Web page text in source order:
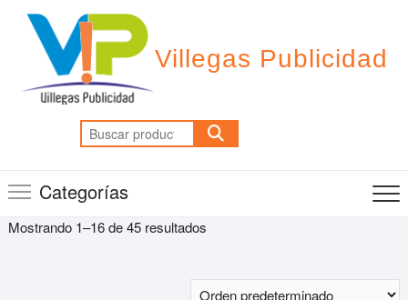
Saltar
contenido
Villegas Publicidad
Buscar
por:
Categorías
Mostrando 1–16 de 45 resultados